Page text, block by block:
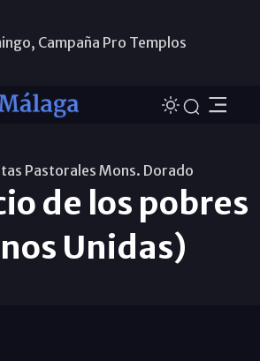
Campaña Pro Templos
Pastorales Mons. Dorado
de los pobres
Unidas)